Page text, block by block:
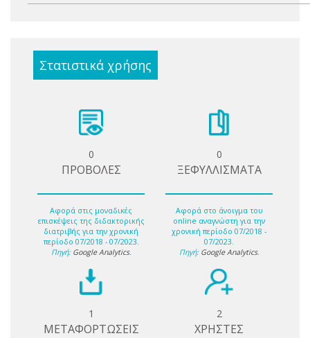
Στατιστικά χρήσης
0
ΠΡΟΒΟΛΕΣ
Αφορά στις μοναδικές
επισκέψεις της διδακτορικής
διατριβής για την χρονική
περίοδο 07/2018 - 07/2023.
Πηγή: Google Analytics.
0
ΞΕΦΥΛΛΙΣΜΑΤΑ
Αφορά στο άνοιγμα του
online αναγνώστη για την
χρονική περίοδο 07/2018 -
07/2023.
Πηγή: Google Analytics.
1
ΜΕΤΑΦΟΡΤΩΣΕΙΣ
2
ΧΡΗΣΤΕΣ